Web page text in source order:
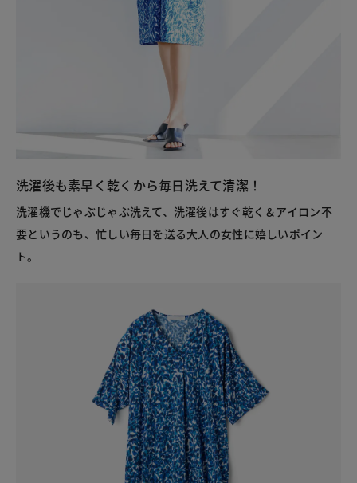
洗濯後も素早く乾くから毎日洗えて清潔！
洗濯機でじゃぶじゃぶ洗えて、洗濯後はすぐ乾く＆アイロン不
要というのも、忙しい毎日を送る大人の女性に嬉しいポイン
ト。